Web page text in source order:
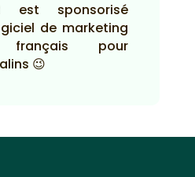
est sponsorisé
de marketing
français pour
😉